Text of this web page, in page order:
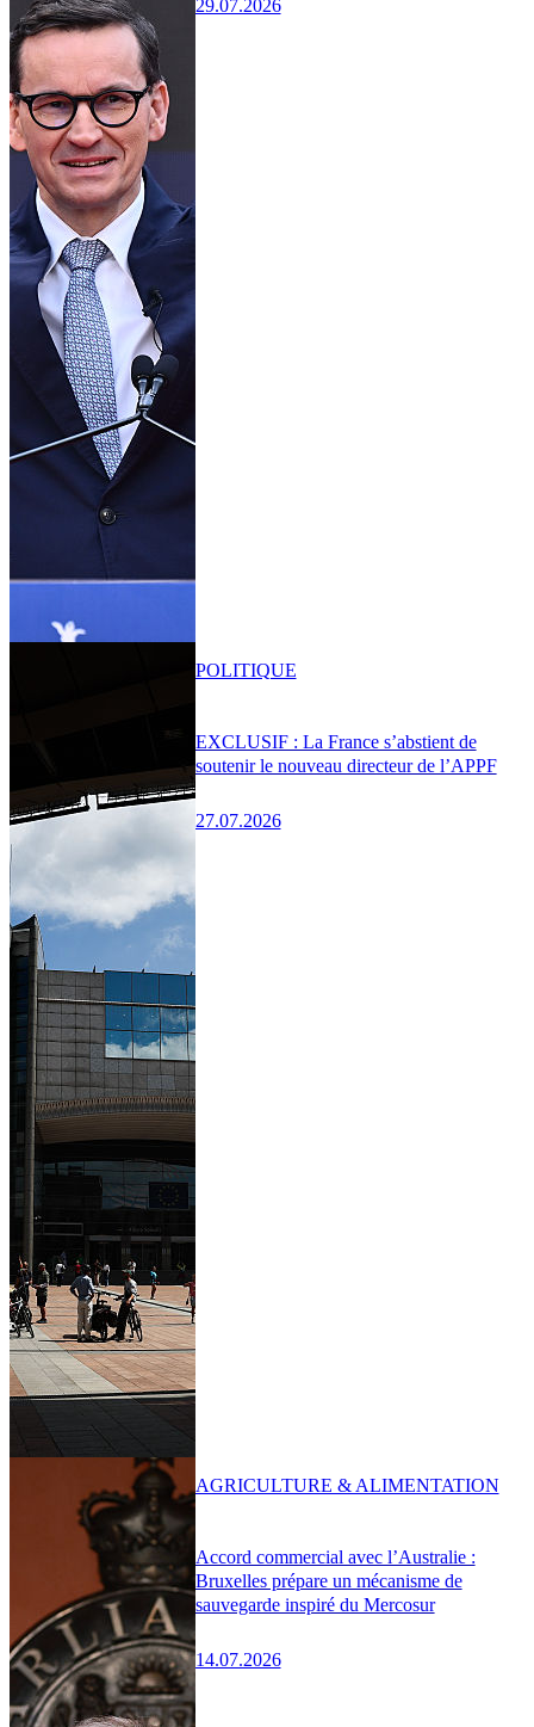
29.07.2026
EXCLUSIF : La France s’abstient de
soutenir le nouveau directeur de l’APPF
27.07.2026
POLITIQUE
Accord commercial avec l’Australie :
Bruxelles prépare un mécanisme de
sauvegarde inspiré du Mercosur
14.07.2026
AGRICULTURE & ALIMENTATION